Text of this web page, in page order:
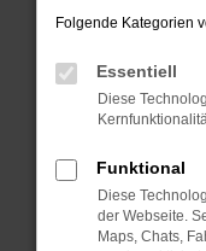
Manche
können das
verhindern.
Fenster?
Starte dein
Das kann
Folgende Kategorien
Essentiell
Diese
Funktional
Diese
der Webseite.
Maps, Chats,